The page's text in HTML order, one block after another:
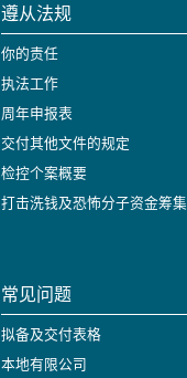
遵从法规
你的责任
执法工作
周年申报表
交付其他文件的规定
检控个案概要
打击洗钱及恐怖分子资金筹集
常见问题
拟备及交付表格
本地有限公司